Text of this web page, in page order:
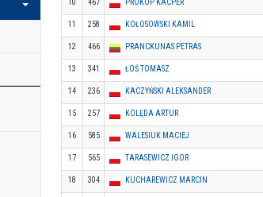
10 467 PROKOP KACPER
11 258 KOŁOSOWSKI KAMIL
12 466 PRANCKUNAS PETRAS
13 341 ŁOŚ TOMASZ
14 236 KACZYŃSKI ALEKSANDER
15 257 KOLĘDA ARTUR
16 585 WALESIUK MACIEJ
17 565 TARASEWICZ IGOR
18 304 KUCHAREWICZ MARCIN